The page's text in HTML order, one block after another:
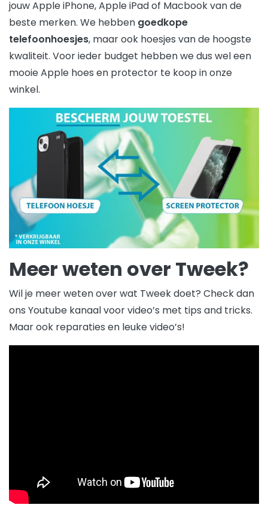
jouw Apple iPhone, Apple iPad of Macbook van de
beste merken. We hebben goedkope
telefoonhoesjes, maar ook hoesjes van de hoogste
kwaliteit. Voor ieder budget hebben we dus wel een
mooie Apple hoes en protector te koop in onze
winkel.
Meer weten over Tweek?
Wil je meer weten over wat Tweek doet? Check dan
ons Youtube kanaal voor video’s met tips and tricks.
Maar ook reparaties en leuke video’s!